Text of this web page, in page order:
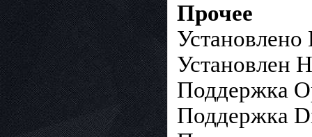
Прочее
Установлен
Поддержка
Поддержка